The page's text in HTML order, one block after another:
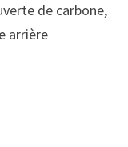
de carbone,
arrière